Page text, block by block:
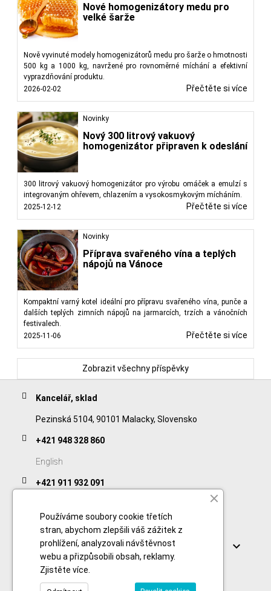
Nové homogenizátory medu pro
velké šarže
Nově vyvinuté modely homogenizátorů medu pro šarže o hmotnosti
500 kg a 1000 kg, navržené pro rovnoměrné míchání a efektivní
vyprazdňování produktu.
2026-02-02
Přečtěte si více
Novinky
Nový 300 litrový vakuový
homogenizátor připraven k odeslání
300 litrový vakuový homogenizátor pro výrobu omáček a emulzí s
integrovaným ohřevem, chlazením a vysokosmykovým mícháním.
2025-12-12
Přečtěte si více
Novinky
Příprava svařeného vína a teplých
nápojů na Vánoce
Kompaktní varný kotel ideální pro přípravu svařeného vína, punče a
dalších teplých zimních nápojů na jarmarcích, trzích a vánočních
festivalech.
2025-11-06
Přečtěte si více
Zobrazit všechny příspěvky
Kancelář, sklad
Pezinská 5104, 90101 Malacky, Slovensko
+421 948 328 860
English
+421 911 932 091
Odkazy 
Používáme soubory cookie třetích
stran, abychom zlepšili váš zážitek z
prohlížení, analyzovali návštěvnost
webu a přizpůsobili obsah, reklamy.
Zjistěte více